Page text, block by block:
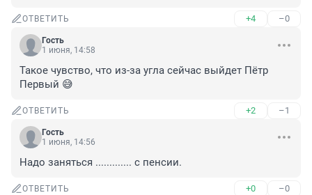
ОТВЕТИТЬ +4 –0
Гость
1 июня, 14:58
Такое чувство, что из-за угла сейчас выйдет Пётр
Первый 😅
ОТВЕТИТЬ +2 –1
Гость
1 июня, 14:56
Надо заняться ............. с пенсии.
ОТВЕТИТЬ +0 –0